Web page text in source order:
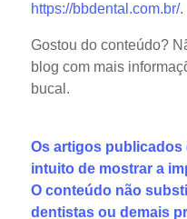
https://bbdental.com.br/.
Gostou do conteúdo?
blog com mais
bucal.
Os artigos publicados
intuito de mostrar a
O conteúdo não
dentistas ou demais